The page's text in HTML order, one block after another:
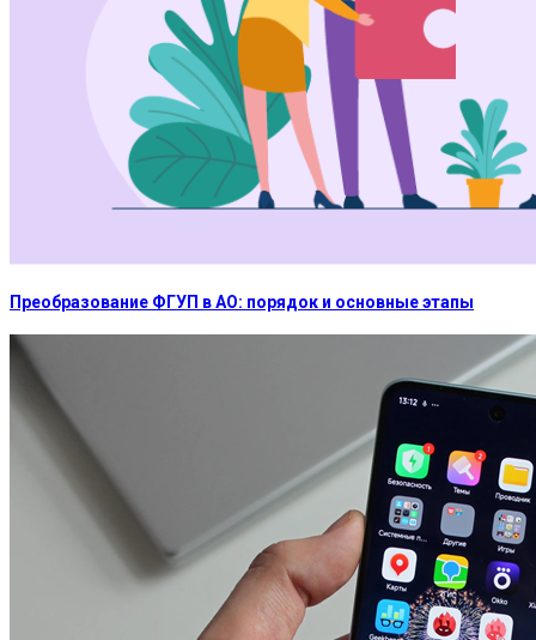
Преобразование ФГУП в АО: порядок и основные этапы